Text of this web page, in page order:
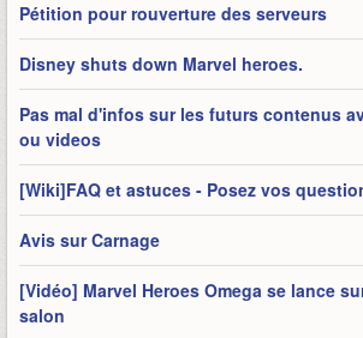
Pétition pour rouverture des serveurs
Disney shuts down Marvel heroes.
Pas mal d'infos sur les futurs contenus
ou videos
[Wiki]FAQ et astuces - Posez vos
Avis sur Carnage
[Vidéo] Marvel Heroes Omega se lance
salon